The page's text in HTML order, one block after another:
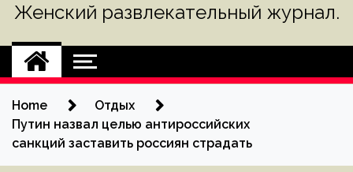
Женский развлекательный журнал.
Home
Отдых
Путин назвал целью антироссийских
санкций заставить россиян страдать